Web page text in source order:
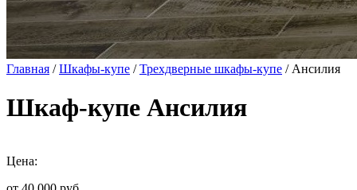
Главная /Шкафы-купе /Трехдверные шкафы-купе / Ансилия
Шкаф-купе Ансилия
Цена: